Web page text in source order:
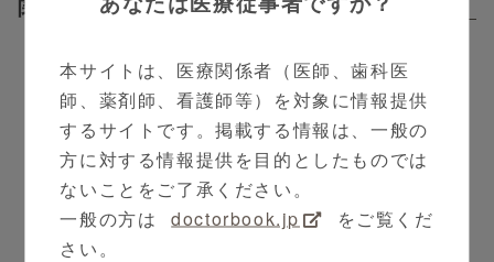
似ているため、鑑別診断が困難です。2つの検査を
Panbio™ COVID-19/Flu A&B ラピッド パネルは、
1本の鼻咽頭ぬぐい液用綿棒を使用することで、新型
コロナウイルス、A型インフルエンザ、B型インフルエ
ンザを同時に検査し、１５分で結果を提供します。
診療所、病院などポイントオブケア現場で、多くの人
を迅速に検査するのに最適です。病気の蔓延を防ぐた
Related Contents
本サイトは、医療関係者（医師、歯科医
師、薬剤師、看護師等）を対象に情報提供
するサイトです。掲載する情報は、一般の
方に対する情報提供を目的としたものでは
ないことをご了承ください。
一般の方は
doctorbook.jp
をご覧くだ
さい。